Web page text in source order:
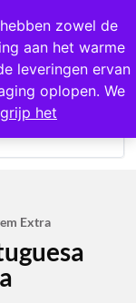
zowel de
aan het warme
leveringen ervan
oplopen. We
het
Extra